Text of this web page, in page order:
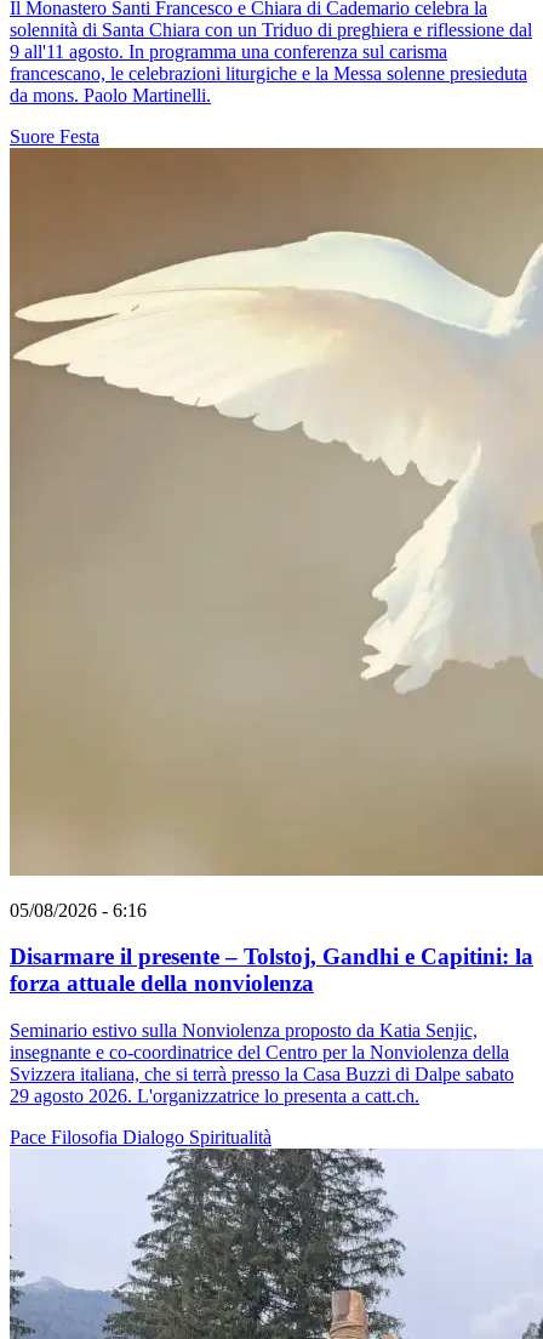
Il Monastero Santi Francesco e Chiara di Cademario celebra la
solennità di Santa Chiara con un Triduo di preghiera e riflessione dal
9 all'11 agosto. In programma una conferenza sul carisma
francescano, le celebrazioni liturgiche e la Messa solenne presieduta
da mons. Paolo Martinelli.
Suore Festa
05/08/2026 - 6:16
Disarmare il presente – Tolstoj, Gandhi e Capitini: la
forza attuale della nonviolenza
Seminario estivo sulla Nonviolenza proposto da Katia Senjic,
insegnante e co-coordinatrice del Centro per la Nonviolenza della
Svizzera italiana, che si terrà presso la Casa Buzzi di Dalpe sabato
29 agosto 2026. L'organizzatrice lo presenta a catt.ch.
Pace Filosofia Dialogo Spiritualità